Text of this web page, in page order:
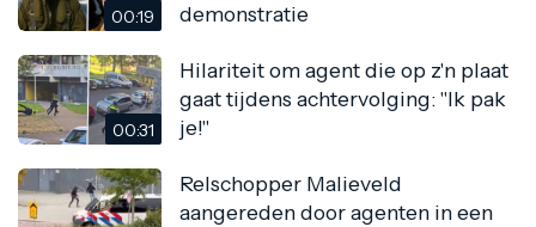
00:19
demonstratie
00:31
Hilariteit om agent die op z'n plaat
gaat tijdens achtervolging: "Ik pak
je!"
Relschopper Malieveld
aangereden door agenten in een